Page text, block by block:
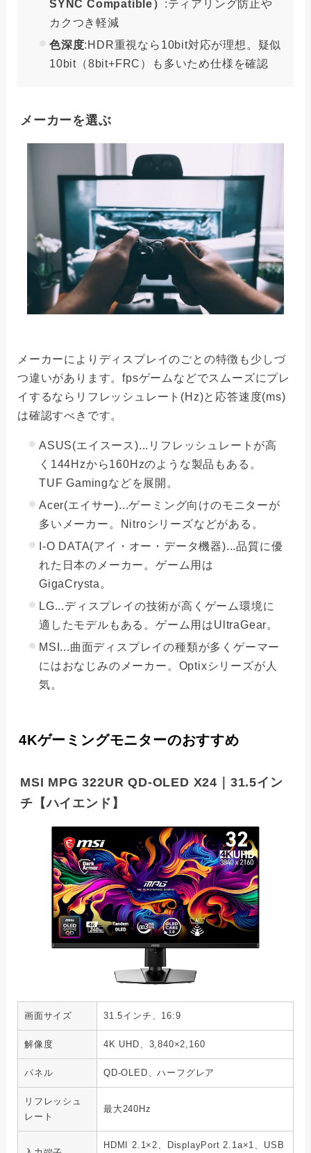
SYNC Compatible） :ティアリング防止や
カクつき軽減
色深度:HDR重視なら10bit対応が理想。疑似
10bit（8bit+FRC）も多いため仕様を確認
メーカーを選ぶ
メーカーによりディスプレイのごとの特徴も少しづ
つ違いがあります。fpsゲームなどでスムーズにプレ
イするならリフレッシュレート(Hz)と応答速度(ms)
は確認すべきです。
ASUS(エイスース)...リフレッシュレートが高
く144Hzから160Hzのような製品もある。
TUF Gamingなどを展開。
Acer(エイサー)...ゲーミング向けのモニターが
多いメーカー。Nitroシリーズなどがある。
I-O DATA(アイ・オー・データ機器)...品質に優
れた日本のメーカー。ゲーム用は
GigaCrysta。
LG...ディスプレイの技術が高くゲーム環境に
適したモデルもある。ゲーム用はUltraGear。
MSI...曲面ディスプレイの種類が多くゲーマー
にはおなじみのメーカー。Optixシリーズが人
気。
4Kゲーミングモニターのおすすめ
MSI MPG 322UR QD-OLED X24｜31.5イン
チ【ハイエンド】
画面サイズ 31.5インチ、16:9
解像度 4K UHD、3,840×2,160
パネル QD-OLED、ハーフグレア
リフレッシュ
レート
最大240Hz
HDMI 2.1×2、DisplayPort 2.1a×1、USB